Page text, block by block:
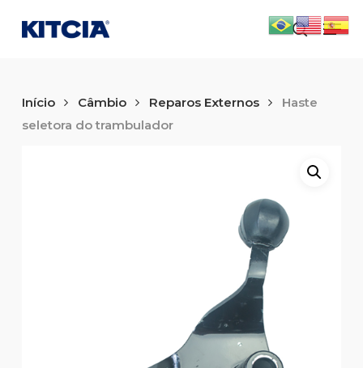
main
search
Início Câmbio Reparos Externos
Haste
seletora do trambulador